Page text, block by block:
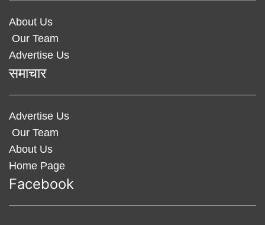
About Us
Our Team
Advertise Us
समाचार
Advertise Us
Our Team
About Us
Home Page
Facebook